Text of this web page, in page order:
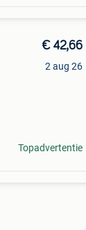
€ 42,66
2 aug 26
Topadvertentie